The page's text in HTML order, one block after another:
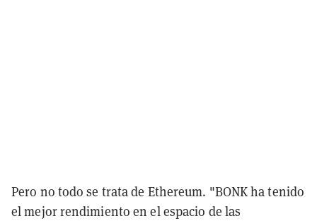
Pero no todo se trata de Ethereum. "BONK ha tenido
el mejor rendimiento en el espacio de las